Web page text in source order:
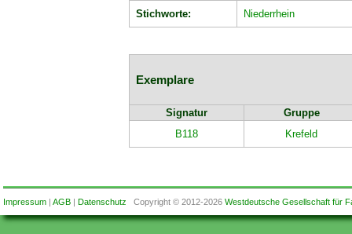
Stichworte: Niederrhein
Exemplare
Signatur
Gruppe
B118
Krefeld
Impressum| AGB| Datenschutz Copyright © 2012-2026 Westdeutsche Gesellschaft für